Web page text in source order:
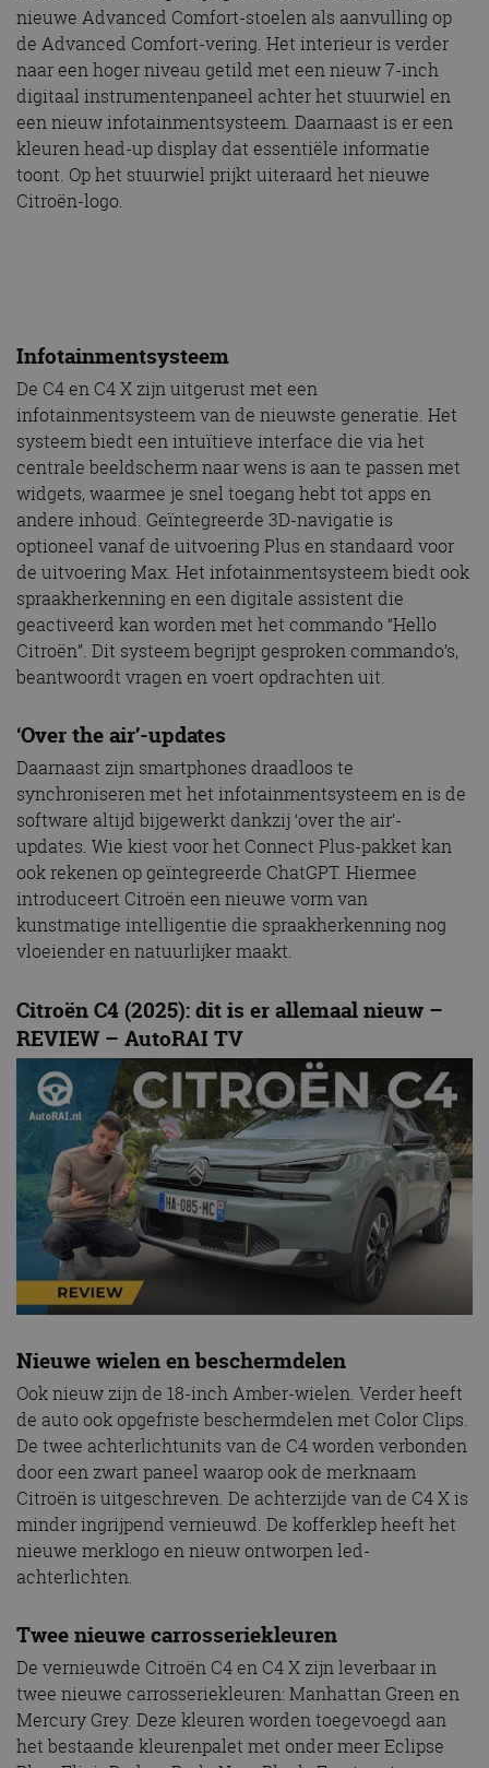
nieuwe Advanced Comfort-stoelen als aanvulling op
de Advanced Comfort-vering. Het interieur is verder
naar een hoger niveau getild met een nieuw 7-inch
digitaal instrumentenpaneel achter het stuurwiel en
een nieuw infotainmentsysteem. Daarnaast is er een
kleuren head-up display dat essentiële informatie
toont. Op het stuurwiel prijkt uiteraard het nieuwe
Citroën-logo.
Infotainmentsysteem
De C4 en C4 X zijn uitgerust met een
infotainmentsysteem van de nieuwste generatie. Het
systeem biedt een intuïtieve interface die via het
centrale beeldscherm naar wens is aan te passen met
widgets, waarmee je snel toegang hebt tot apps en
andere inhoud. Geïntegreerde 3D-navigatie is
optioneel vanaf de uitvoering Plus en standaard voor
de uitvoering Max. Het infotainmentsysteem biedt ook
spraakherkenning en een digitale assistent die
geactiveerd kan worden met het commando “Hello
Citroën”. Dit systeem begrijpt gesproken commando’s,
beantwoordt vragen en voert opdrachten uit.
‘Over the air’-updates
Daarnaast zijn smartphones draadloos te
synchroniseren met het infotainmentsysteem en is de
software altijd bijgewerkt dankzij ‘over the air’-
updates. Wie kiest voor het Connect Plus-pakket kan
ook rekenen op geïntegreerde ChatGPT. Hiermee
introduceert Citroën een nieuwe vorm van
kunstmatige intelligentie die spraakherkenning nog
vloeiender en natuurlijker maakt.
Citroën C4 (2025): dit is er allemaal nieuw –
REVIEW – AutoRAI TV
Nieuwe wielen en beschermdelen
Ook nieuw zijn de 18-inch Amber-wielen. Verder heeft
de auto ook opgefriste beschermdelen met Color Clips.
De twee achterlichtunits van de C4 worden verbonden
door een zwart paneel waarop ook de merknaam
Citroën is uitgeschreven. De achterzijde van de C4 X is
minder ingrijpend vernieuwd. De kofferklep heeft het
nieuwe merklogo en nieuw ontworpen led-
achterlichten.
Twee nieuwe carrosseriekleuren
De vernieuwde Citroën C4 en C4 X zijn leverbaar in
twee nieuwe carrosseriekleuren: Manhattan Green en
Mercury Grey. Deze kleuren worden toegevoegd aan
het bestaande kleurenpalet met onder meer Eclipse